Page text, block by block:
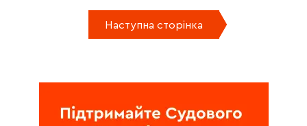
Наступна сторінка